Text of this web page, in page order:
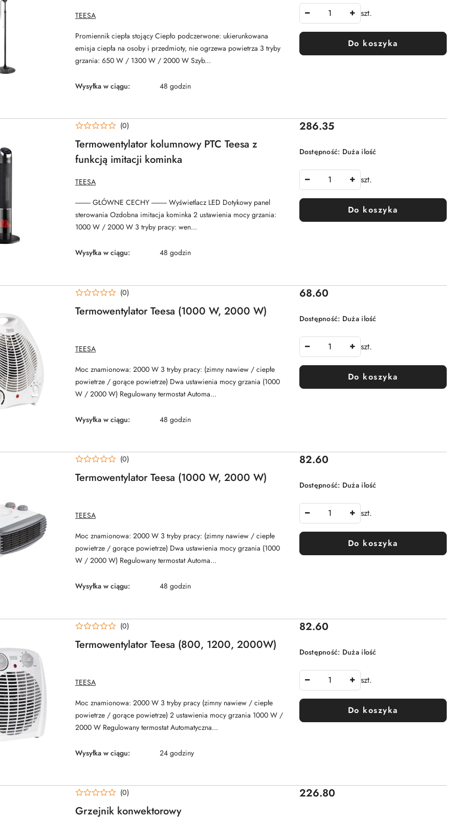
NAZWA
PRODUCENTA:
TEESA
Promiennik ciepła stojący Ciepło podczerwone: ukierunkowana
emisja ciepła na osoby i przedmioty, nie ogrzewa powietrza 3 tryby
grzania: 650 W / 1300 W / 2000 W Szyb...
Wysyłka w ciągu: 48 godzin
szt.
Do koszyka
Termowentylator kolumnowy PTC Teesa z
funkcją imitacji kominka
(0)
NAZWA
PRODUCENTA:
TEESA
---------- GŁÓWNE CECHY ---------- Wyświetlacz LED Dotykowy panel
sterowania Ozdobna imitacja kominka 2 ustawienia mocy grzania:
1000 W / 2000 W 3 tryby pracy: wen...
Wysyłka w ciągu: 48 godzin
Cena:
286.35
Dostępność: Duża ilość
szt.
Do koszyka
Termowentylator Teesa (1000 W, 2000 W)
(0)
NAZWA
PRODUCENTA:
TEESA
Moc znamionowa: 2000 W 3 tryby pracy: (zimny nawiew / ciepłe
powietrze / gorące powietrze) Dwa ustawienia mocy grzania (1000
W / 2000 W) Regulowany termostat Automa...
Wysyłka w ciągu: 48 godzin
Cena:
68.60
Dostępność: Duża ilość
szt.
Do koszyka
Termowentylator Teesa (1000 W, 2000 W)
(0)
NAZWA
PRODUCENTA:
TEESA
Moc znamionowa: 2000 W 3 tryby pracy: (zimny nawiew / ciepłe
powietrze / gorące powietrze) Dwa ustawienia mocy grzania (1000
W / 2000 W) Regulowany termostat Automa...
Wysyłka w ciągu: 48 godzin
Cena:
82.60
Dostępność: Duża ilość
szt.
Do koszyka
Termowentylator Teesa (800, 1200, 2000W)
(0)
NAZWA
PRODUCENTA:
TEESA
Moc znamionowa: 2000 W 3 tryby pracy (zimny nawiew / ciepłe
powietrze / gorące powietrze) 2 ustawienia mocy grzania 1000 W /
2000 W Regulowany termostat Automatyczna...
Wysyłka w ciągu: 24 godziny
Cena:
82.60
Dostępność: Duża ilość
szt.
Do koszyka
Grzejnik konwektorowy
(0) Cena:
226.80